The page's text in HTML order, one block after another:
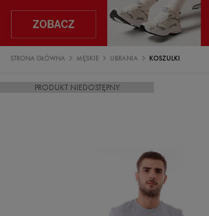
STRONA GŁÓWNA MĘSKIE UBRANIA KOSZULKI
PRODUKT NIEDOSTĘPNY